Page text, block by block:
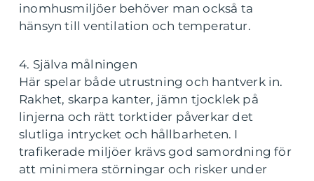
inomhusmiljöer behöver man också ta
hänsyn till ventilation och temperatur.
4. Själva målningen
Här spelar både utrustning och hantverk in.
Rakhet, skarpa kanter, jämn tjocklek på
linjerna och rätt torktider påverkar det
slutliga intrycket och hållbarheten. I
trafikerade miljöer krävs god samordning för
att minimera störningar och risker under